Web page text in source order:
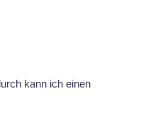
kann ich einen